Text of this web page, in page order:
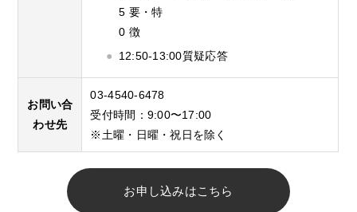
5
0
要・特
徴
12:50-13:00質疑応答
お問い合
わせ先
03-4540-6478
受付時間：9:00〜17:00
※土曜・日曜・祝日を除く
お申し込みはこちら